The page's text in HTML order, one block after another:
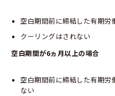
空白期間前に締結した有期労
クーリングはされない
空白期間が6ヵ月以上の場合
空白期間前に締結した有期労
ない